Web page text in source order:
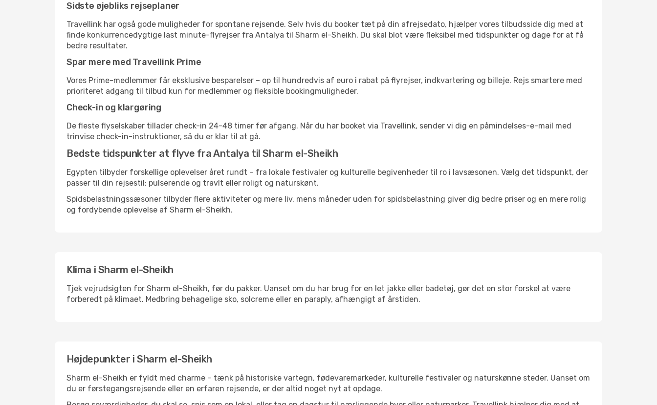
Sidste øjebliks rejseplaner
Travellink har også gode muligheder for spontane rejsende. Selv hvis du booker tæt på din afrejsedato, hjælper vores tilbudsside dig med at
finde konkurrencedygtige last minute-flyrejser fra Antalya til Sharm el-Sheikh. Du skal blot være fleksibel med tidspunkter og dage for at få
bedre resultater.
Spar mere med Travellink Prime
Vores Prime-medlemmer får eksklusive besparelser – op til hundredvis af euro i rabat på flyrejser, indkvartering og billeje. Rejs smartere med
prioriteret adgang til tilbud kun for medlemmer og fleksible bookingmuligheder.
Check-in og klargøring
De fleste flyselskaber tillader check-in 24-48 timer før afgang. Når du har booket via Travellink, sender vi dig en påmindelses-e-mail med
trinvise check-in-instruktioner, så du er klar til at gå.
Bedste tidspunkter at flyve fra Antalya til Sharm el-Sheikh
Egypten tilbyder forskellige oplevelser året rundt – fra lokale festivaler og kulturelle begivenheder til ro i lavsæsonen. Vælg det tidspunkt, der
passer til din rejsestil: pulserende og travlt eller roligt og naturskønt.
Spidsbelastningssæsoner tilbyder flere aktiviteter og mere liv, mens måneder uden for spidsbelastning giver dig bedre priser og en mere rolig
og fordybende oplevelse af Sharm el-Sheikh.
Klima i Sharm el-Sheikh
Tjek vejrudsigten for Sharm el-Sheikh, før du pakker. Uanset om du har brug for en let jakke eller badetøj, gør det en stor forskel at være
forberedt på klimaet. Medbring behagelige sko, solcreme eller en paraply, afhængigt af årstiden.
Højdepunkter i Sharm el-Sheikh
Sharm el-Sheikh er fyldt med charme – tænk på historiske vartegn, fødevaremarkeder, kulturelle festivaler og naturskønne steder. Uanset om
du er førstegangsrejsende eller en erfaren rejsende, er der altid noget nyt at opdage.